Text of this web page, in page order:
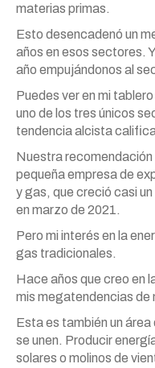
materias primas.
Esto desencadenó un
años en esos sectores.
año empujándonos al
Puedes ver en mi
uno de los tres únicos
tendencia alcista
Nuestra recomendación
pequeña empresa de
y gas, que creció casi
en marzo de 2021.
Pero mi interés en la
gas tradicionales.
Hace años que creo en
mis megatendencias de
Esta es también un
se unen. Producir
solares o molinos de